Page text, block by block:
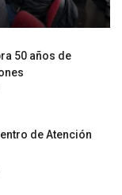
50 años de
de Atención